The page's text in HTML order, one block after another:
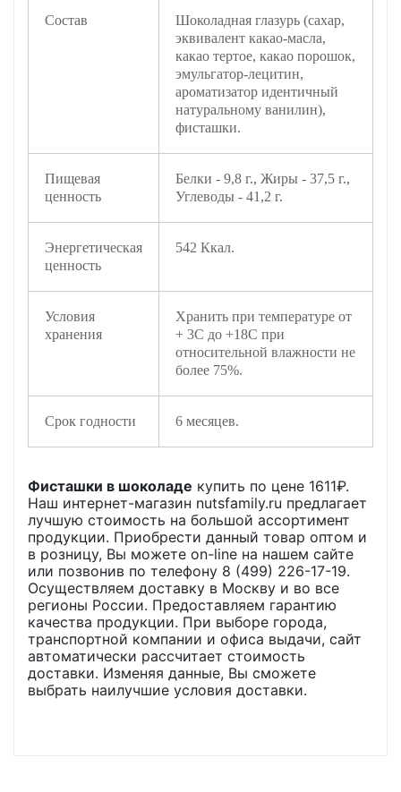
Состав
Шоколадная глазурь (сахар,
эквивалент какао-масла,
какао тертое, какао порошок,
эмульгатор-лецитин,
ароматизатор идентичный
натуральному ванилин),
фисташки.
Пищевая
ценность
Белки - 9,8 г., Жиры - 37,5 г.,
Углеводы - 41,2 г.
Энергетическая
ценность
542 Ккал.
Условия
хранения
Хранить при температуре от
+ 3С до +18С при
относительной влажности не
более 75%.
Срок годности 6 месяцев.
Фисташки в шоколаде купить по цене 1611₽.
Наш интернет-магазин nutsfamily.ru предлагает
лучшую стоимость на большой ассортимент
продукции. Приобрести данный товар оптом и
в розницу, Вы можете on-line на нашем сайте
или позвонив по телефону 8 (499) 226-17-19.
Осуществляем доставку в Москву и во все
регионы России. Предоставляем гарантию
качества продукции. При выборе города,
транспортной компании и офиса выдачи, сайт
автоматически рассчитает стоимость
доставки. Изменяя данные, Вы сможете
выбрать наилучшие условия доставки.